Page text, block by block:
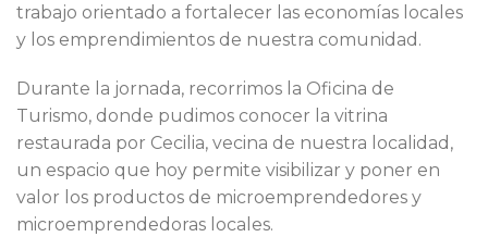
trabajo orientado a fortalecer las economías locales
y los emprendimientos de nuestra comunidad.
Durante la jornada, recorrimos la Oficina de
Turismo, donde pudimos conocer la vitrina
restaurada por Cecilia, vecina de nuestra localidad,
un espacio que hoy permite visibilizar y poner en
valor los productos de microemprendedores y
microemprendedoras locales.